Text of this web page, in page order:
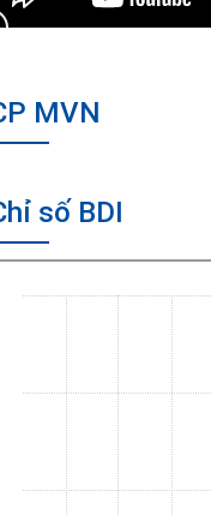
MVN
số BDI